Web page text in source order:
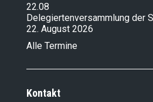
22.08
Delegiertenversammlung der
22. August 2026
Alle Termine
Kontakt